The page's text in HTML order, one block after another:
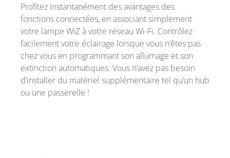
Profitez instantanément des avantages des
fonctions connectées, en associant simplement
votre lampe WiZ à votre réseau Wi-Fi. Contrôlez
facilement votre éclairage lorsque vous n’êtes pas
chez vous en programmant son allumage et son
extinction automatiques. Vous n’avez pas besoin
d’installer du matériel supplémentaire tel qu’un hub
ou une passerelle !